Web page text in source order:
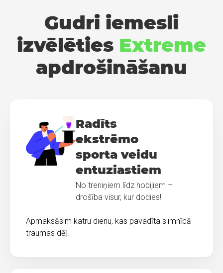
Gudri iemesli
izvēlēties Extreme
apdrošināšanu
Radīts
ekstrēmo
sporta veidu
entuziastiem
No treniņiem līdz hobijiem –
drošība visur, kur dodies!
Apmaksāsim katru dienu, kas pavadīta slimnīcā
traumas dēļ.